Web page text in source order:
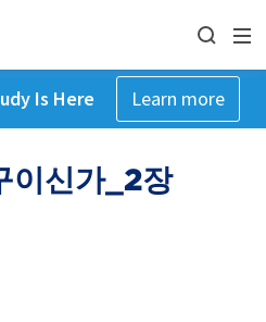
Is Here Learn more
이신가_2장